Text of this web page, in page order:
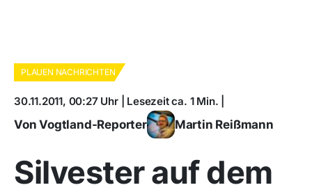
PLAUEN NACHRICHTEN
30.11.2011, 00:27 Uhr | Lesezeit ca. 1 Min. |
Von Vogtland-Reporter Martin Reißmann
Silvester auf dem